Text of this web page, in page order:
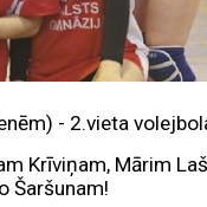
- 2.vieta
Krīviņam, Mārim
Šaršunam!